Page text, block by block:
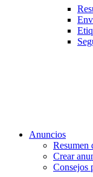
Anuncios
Resumen
Crear
Consejos